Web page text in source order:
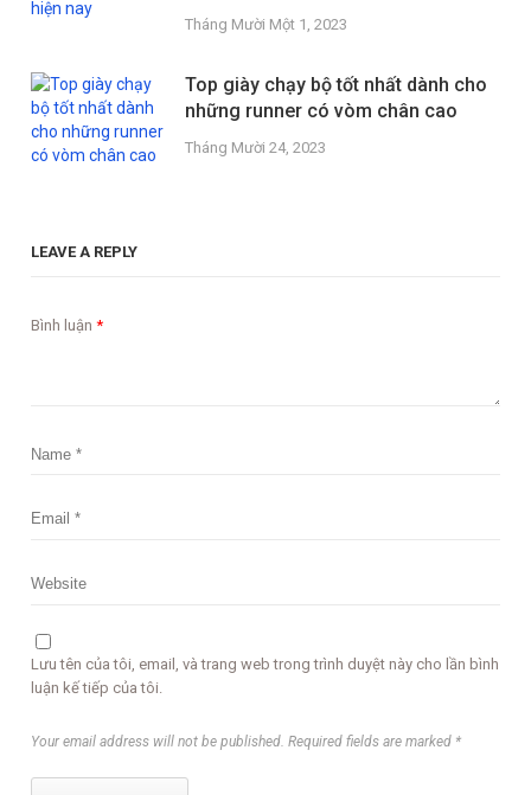
Tháng Mười Một 1, 2023
Top giày chạy bộ tốt nhất dành cho
những runner có vòm chân cao
Tháng Mười 24, 2023
LEAVE A REPLY
Bình luận*
Lưu tên của tôi, email, và trang web trong trình duyệt này cho lần bình
luận kế tiếp của tôi.
Your email address will not be published. Required fields are marked *